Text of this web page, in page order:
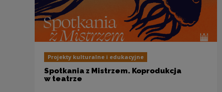
Projekty kulturalne i edukacyjne
Spotkania z Mistrzem. Koprodukcja
w teatrze